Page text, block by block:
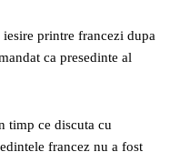
printre francezi dupa
ca presedinte al
timp ce discuta cu
francez nu a fost